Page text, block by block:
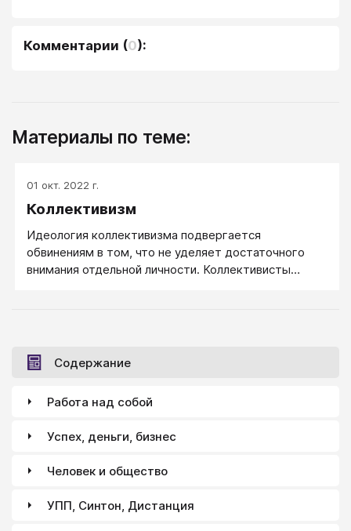
Комментарии (0):
Материалы по теме:
01 окт. 2022 г.
Коллективизм
Идеология коллективизма подвергается
обвинениям в том, что не уделяет достаточного
внимания отдельной личности. Коллективисты
Содержание
Работа над собой
Успех, деньги, бизнес
Человек и общество
УПП, Синтон, Дистанция